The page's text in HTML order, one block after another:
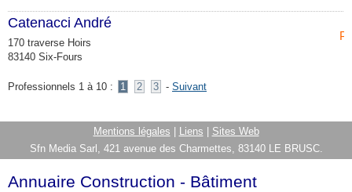
Catenacci André
170 traverse Hoirs
83140 Six-Fours
Professionnels 1 à 10 : 1 2 3 - Suivant
Mentions légales Liens
Sites Web
Sfn Media Sarl, 421 avenue des Charmettes, 83140 LE BRUSC.
Annuaire Construction - Bâtiment